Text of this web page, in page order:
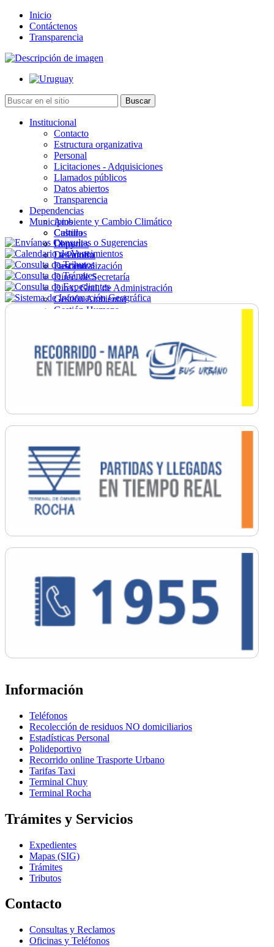
Inicio
Contáctenos
Transparencia
Institucional
Contacto
Estructura organizativa
Personal
Licitaciones - Adquisiciones
Llamados públicos
Datos abiertos
Transparencia
Dependencias
Ambiente y Cambio Climático
Cultura
Deportes
Desarrollo
Descentralización
Direc. de Secretaría
Direc. Gral. de Administración
Gestión Ambiental
Gestión Humana
Ordenamiento
Promoción Social
Salud
Secretaría General
Municipios
Castillos
Chuy
La Paloma
Lascano
Información
Teléfonos
Recolección de residuos NO domiciliarios
Estadísticas Personal
Polideportivo
Recorrido online Trasporte Urbano
Tarifas Taxi
Terminal Chuy
Terminal Rocha
Trámites y Servicios
Expedientes
Mapas (SIG)
Trámites
Tributos
Contacto
Consultas y Reclamos
Oficinas y Teléfonos